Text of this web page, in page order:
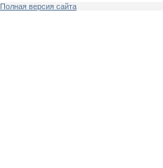
Полная версия сайта